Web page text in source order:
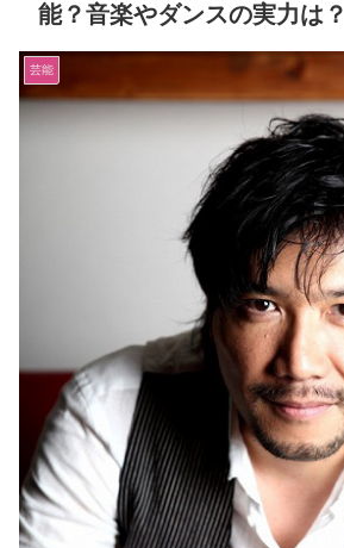
能？音楽やダンスの実力は？
芸能